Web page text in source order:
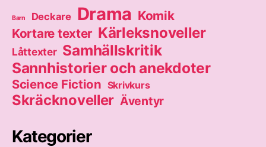
Barn Deckare Drama Komik
Kortare texter Kärleksnoveller
Låttexter Samhällskritik
Sannhistorier och anekdoter
Science Fiction Skrivkurs
Skräcknoveller Äventyr
Kategorier